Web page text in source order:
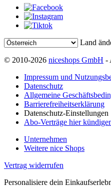
Land
© 2010-2026 niceshops GmbH -
Impressum und
Datenschutz
Allgemeine
Barrierefreiheitserklärung
Datenschutz-Einstellungen
Abo-Verträge hier
Unternehmen
Weitere nice Shops
Vertrag widerrufen
Personalisiere dein